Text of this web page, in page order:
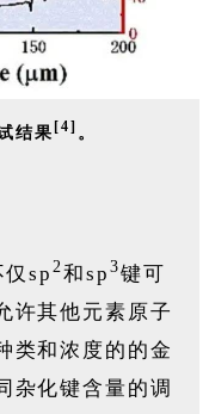
结果 [4] 。
仅sp2和sp3键可
许其他元素原子
类和浓度的的金
杂化键含量的调